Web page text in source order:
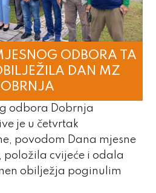
ODBORA TA
DAN MZ
odbora Dobrnja
je u četvrtak
povodom Dana mjesne
položila cvijeće i odala
obilježja poginulim